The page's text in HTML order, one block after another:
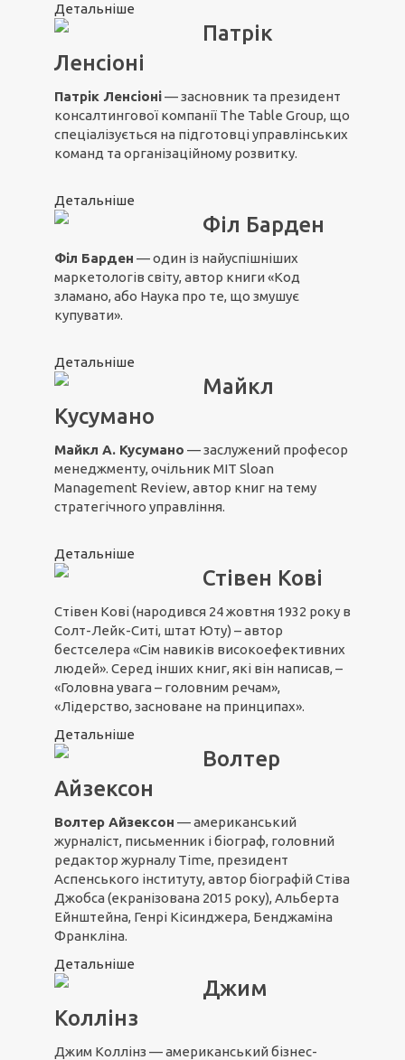
Детальніше
Патрік
Ленсіоні
Патрік Ленсіоні— засновник та президент
консалтингової компанії The Table Group, що
спеціалізується на підготовці управлінських
команд та організаційному розвитку.
Детальніше
Філ Барден
Філ Барден — один із найуспішніших
маркетологів світу, автор книги «Код
зламано, або Наука про те, що змушує
купувати».
Детальніше
Майкл
Кусумано
Майкл А. Кусумано — заслужений професор
менеджменту, очільник MIT Sloan
Management Review, автор книг на тему
стратегічного управління.
Детальніше
Стівен Кові
Стівен Кові (народився 24 жовтня 1932 року в
Солт-Лейк-Ситі, штат Юту) – автор
бестселера «Сім навиків високоефективних
людей». Серед інших книг, які він написав, –
«Головна увага – головним речам»,
«Лідерство, засноване на принципах».
Детальніше
Волтер
Айзексон
Волтер Айзексон — американський
журналіст, письменник і біограф, головний
редактор журналу Time, президент
Аспенського інституту, автор біографій Стіва
Джобса (екранізована 2015 року), Альберта
Ейнштейна, Генрі Кісинджера, Бенджаміна
Франкліна.
Детальніше
Джим
Коллінз
Джим Коллінз — американський бізнес-